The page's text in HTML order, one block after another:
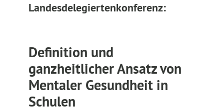
Landesdelegiertenkonferenz:
Definition und
ganzheitlicher Ansatz von
Mentaler Gesundheit in
Schulen